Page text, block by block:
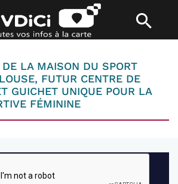
DE LA MAISON DU SPORT
FUTUR CENTRE DE
GUICHET UNIQUE POUR LA
FÉMININE